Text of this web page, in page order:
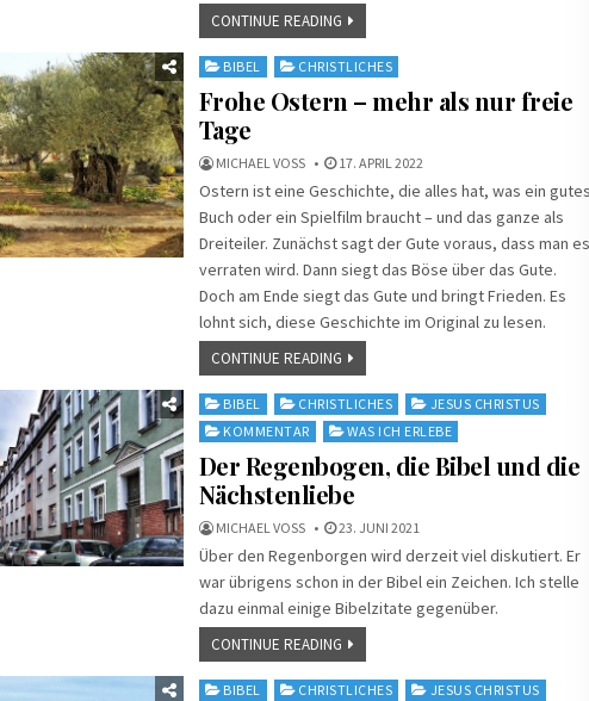
CONTINUE READING
Posted
in
BIBEL CHRISTLICHES
Frohe Ostern – mehr als nur freie
Tage
MICHAEL VOSS 17. APRIL 2022
Ostern ist eine Geschichte, die alles hat, was ein gutes
Buch oder ein Spielfilm braucht – und das ganze als
Dreiteiler. Zunächst sagt der Gute voraus, dass man es
verraten wird. Dann siegt das Böse über das Gute.
Doch am Ende siegt das Gute und bringt Frieden. Es
lohnt sich, diese Geschichte im Original zu lesen.
CONTINUE READING
Posted
in
BIBEL CHRISTLICHES
JESUS CHRISTUS
KOMMENTAR
WAS ICH ERLEBE
Der Regenbogen, die Bibel und die
Nächstenliebe
MICHAEL VOSS 23. JUNI 2021
Über den Regenborgen wird derzeit viel diskutiert. Er
war übrigens schon in der Bibel ein Zeichen. Ich stelle
dazu einmal einige Bibelzitate gegenüber.
CONTINUE READING
Posted
BIBEL CHRISTLICHES
JESUS CHRISTUS